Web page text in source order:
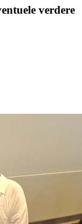
verdere